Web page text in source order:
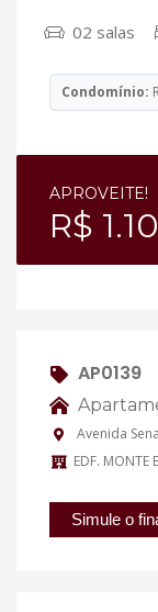
02 salas
Condomínio:
APROVEITE!
R$
AP0139
Avenida
EDF. MONTE
Simule o